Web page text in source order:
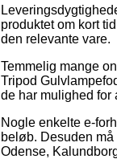
produktet om kort
den relevante vare.
Temmelig mange
Tripod
de har mulighed for
Nogle enkelte e-
beløb. Desuden
Odense,